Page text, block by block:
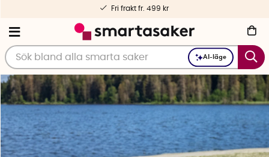
AI-läge
Personlig service – före och efter köp